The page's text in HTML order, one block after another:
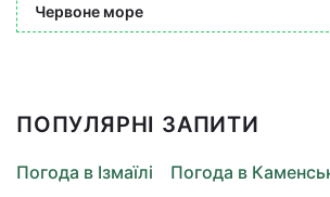
Червоне море
ПОПУЛЯРНІ ЗАПИТИ
Погода в Ізмаїлі
Погода в